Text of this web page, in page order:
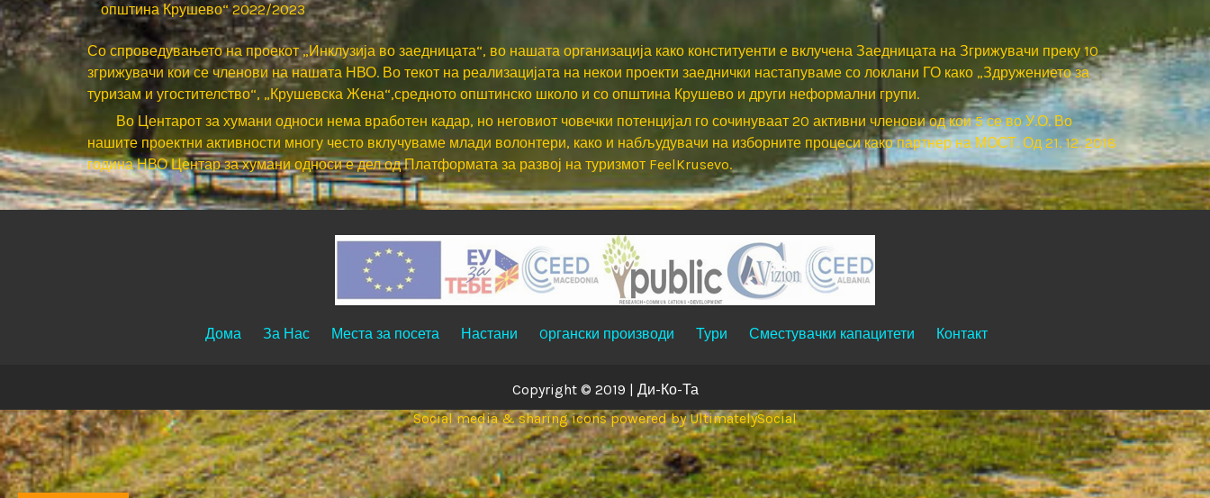
општина Крушево“ 2022/2023
Со спроведувањето на проекот „Инклузија во заедницата“, во нашата организација како конституенти е вклучена Заедницата на Згрижувачи преку 10
згрижувачи кои се членови на нашата НВО. Во текот на реализацијата на некои проекти заеднички настапуваме со локлани ГО како „Здружението за
туризам и угостителство“, „Крушевска Жена“,средното општинско школо и со општина Крушево и други неформални групи.
Во Центарот за хумани односи нема вработен кадар, но неговиот човечки потенцијал го сочинуваат 20 активни членови од кои 5 се во У.О. Во
нашите проектни активности многу често вклучуваме млади волонтери, како и набљудувачи на изборните процеси како партнер на МОСТ. Од 21. 12. 2018
година НВО Центар за хумани односи е дел од Платформата за развој на туризмот FeelKrusevo.
Дома За Нас Места за посета Настани Oргански производи Тури Сместувачки капацитети Контакт
Copyright © 2019 | Ди-Ко-Та
Social media & sharing iconspowered by UltimatelySocial